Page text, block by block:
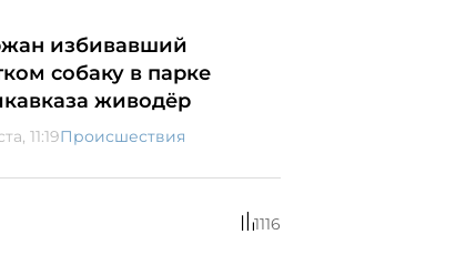
избивавший
собаку в парке
живодёр
11:19Происшествия
1116